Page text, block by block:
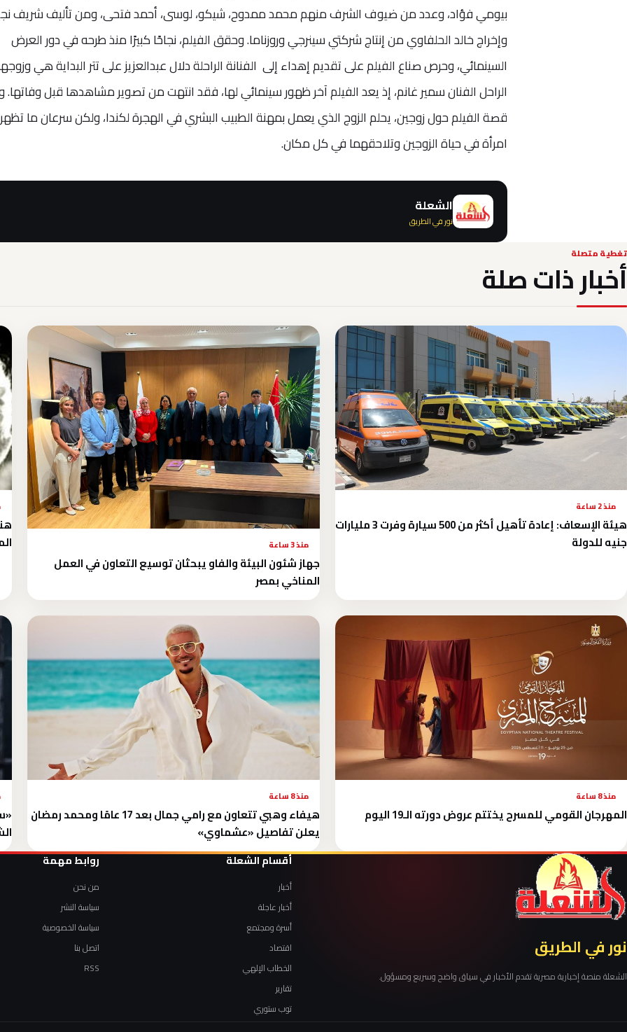
بيومي فؤاد، وعدد من ضيوف الشرف منهم محمد ممدوح، شيكو، لوسى، أحمد فتحى، ومن تأليف شريف
وإخراج خالد الحلفاوي من إنتاج شركتي سينرجي وروزناما. وحقق الفيلم، نجاحًا كبيرًا منذ طرحه في دور العرض
السينمائي، وحرص صناع الفيلم على تقديم إهداء إلى الفنانة الراحلة دلال عبدالعزيز على تتر البداية هي
الراحل الفنان سمير غانم، إذ يعد الفيلم آخر ظهور سينمائي لها، فقد انتهت من تصوير مشاهدها قبل وفاتها.
قصة الفيلم حول زوجين، يحلم الزوج الذي يعمل بمهنة الطبيب البشري في الهجرة لكندا، ولكن سرعان ما تظهر
امرأة في حياة الزوجين وتلاحقهما في كل مكان.
الشعلة
نور في الطريق
تغطية متصلة
أخبار ذات صلة
منذ 2 ساعة
هيئة الإسعاف: إعادة تأهيل أكثر من 500 سيارة وفرت 3 مليارات
جنيه للدولة
منذ 3 ساعة
جهاز شئون البيئة والفاو يبحثان توسيع التعاون في العمل
المناخي بمصر
منذ 8 ساعة
المهرجان القومي للمسرح يختتم عروض دورته الـ19 اليوم
منذ 8 ساعة
هيفاء وهبي تتعاون مع رامي جمال بعد 17 عامًا ومحمد رمضان
يعلن تفاصيل «عشماوي»
نور في الطريق
الشعلة منصة إخبارية مصرية تقدم الأخبار في سياق واضح وسريع ومسؤول.
أقسام الشعلة
أخبار
أخبار عاجلة
أسرة ومجتمع
اقتصاد
الخطاب الإلهي
تقارير
توب ستوري
روابط مهمة
من نحن
سياسة النشر
سياسة الخصوصية
اتصل بنا
RSS